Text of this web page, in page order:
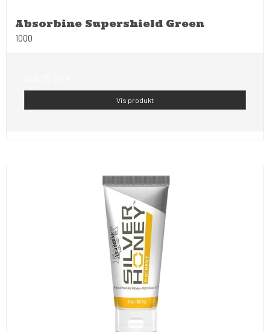
Absorbine Supershield Green
1000
Vis produkt